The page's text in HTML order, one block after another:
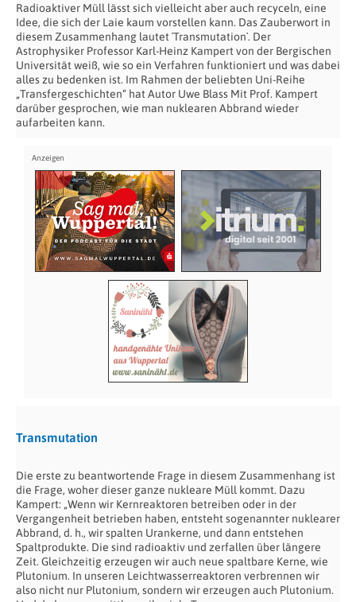
Radioaktiver Müll lässt sich vielleicht aber auch recyceln, eine
Idee, die sich der Laie kaum vorstellen kann. Das Zauberwort in
diesem Zusammenhang lautet ´Transmutation`. Der
Astrophysiker Professor Karl-Heinz Kampert von der Bergischen
Universität weiß, wie so ein Verfahren funktioniert und was dabei
alles zu bedenken ist. Im Rahmen der beliebten Uni-Reihe
„Transfergeschichten“ hat Autor Uwe Blass Mit Prof. Kampert
darüber gesprochen, wie man nuklearen Abbrand wieder
aufarbeiten kann.
Transmutation
Die erste zu beantwortende Frage in diesem Zusammenhang ist
die Frage, woher dieser ganze nukleare Müll kommt. Dazu
Kampert: „Wenn wir Kernreaktoren betreiben oder in der
Vergangenheit betrieben haben, entsteht sogenannter nuklearer
Abbrand, d. h., wir spalten Urankerne, und dann entstehen
Spaltprodukte. Die sind radioaktiv und zerfallen über längere
Zeit. Gleichzeitig erzeugen wir auch neue spaltbare Kerne, wie
Plutonium. In unseren Leichtwasserreaktoren verbrennen wir
also nicht nur Plutonium, sondern wir erzeugen auch Plutonium.